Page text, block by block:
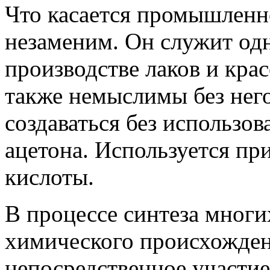
Что касается
незаменим. Он служит
производстве лаков и
также немыслимы без
создаваться без
ацетона. Используется
кислоты.
В процессе синтеза
химического